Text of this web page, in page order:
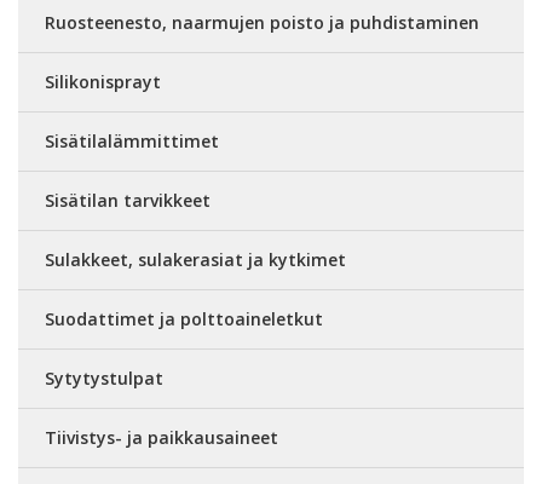
Ruosteenesto, naarmujen poisto ja puhdistaminen
Silikonisprayt
Sisätilalämmittimet
Sisätilan tarvikkeet
Sulakkeet, sulakerasiat ja kytkimet
Suodattimet ja polttoaineletkut
Sytytystulpat
Tiivistys- ja paikkausaineet